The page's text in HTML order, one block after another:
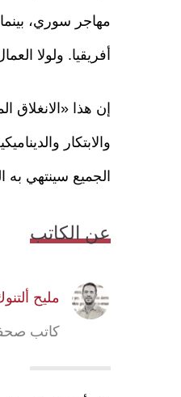
مهاجر سوري،
أفريقيا. ولولا
إن هذا «الانغلاق
والابتكار
الجميع سينتهي
عن الكاتب
مليح
كاتب